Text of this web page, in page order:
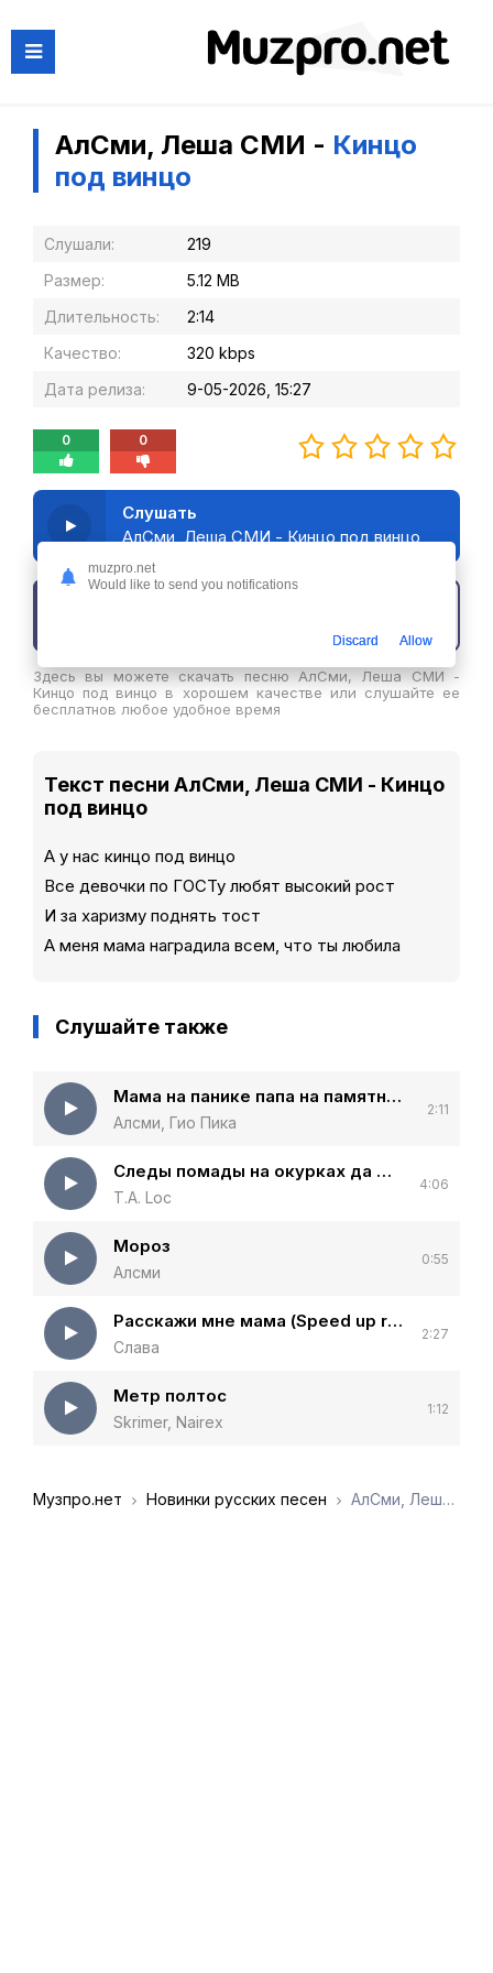
АлСми, Леша СМИ - Кинцо
под винцо
Слушали:
219
Размер:
5.12 MB
Длительность:
2:14
Качество:
320 kbps
Дата релиза:
9-05-2026, 15:27
0 0
Слушать
АлСми, Леша СМИ - Кинцо под винцо
Здесь вы можете скачать песню АлСми, Леша СМИ -
Кинцо под винцо в хорошем качестве или слушайте ее
бесплатнов любое удобное время
Текст песни АлСми, Леша СМИ - Кинцо
под винцо
А у нас кинцо под винцо
Все девочки по ГОСТу любят высокий рост
И за харизму поднять тост
А меня мама наградила всем, что ты любила
Слушайте также
Мама на панике папа на памятнике
Алсми, Гио Пика
2:11
Следы помады на окурках да меня любят суки
T.A. Loc
4:06
Мороз
Алсми
0:55
Расскажи мне мама (Speed up remix)
Слава
2:27
Метр полтос
Skrimer, Nairex
1:12
Музпро.нет Новинки русских песен АлСми, Леша СМИ - Кинцо под винцо
muzpro.net
Would like to send you notifications
Discard Allow